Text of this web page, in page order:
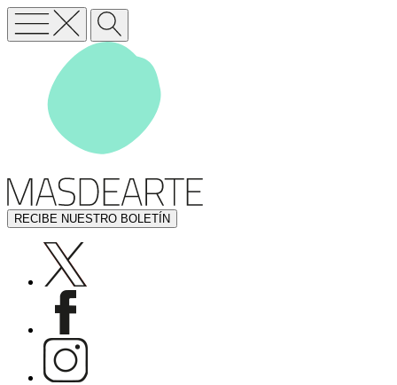
RECIBE NUESTRO BOLETÍN